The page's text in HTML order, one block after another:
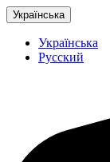
Українська
Українська
Русский